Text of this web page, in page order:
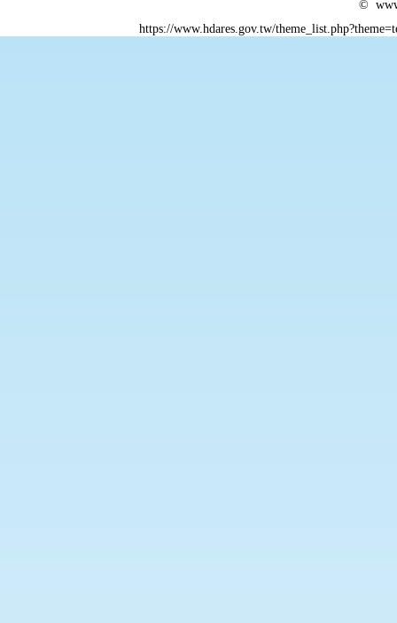
©
https://www.hdares.gov.tw/